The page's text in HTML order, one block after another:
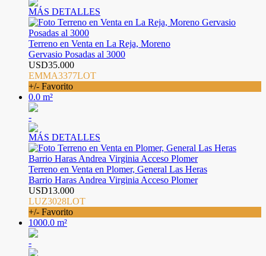
MÁS DETALLES
Terreno en Venta en La Reja, Moreno
Gervasio Posadas al 3000
USD35.000
EMMA3377LOT
+/- Favorito
0.0 m²
-
MÁS DETALLES
Terreno en Venta en Plomer, General Las Heras
Barrio Haras Andrea Virginia Acceso Plomer
USD13.000
LUZ3028LOT
+/- Favorito
1000.0 m²
-